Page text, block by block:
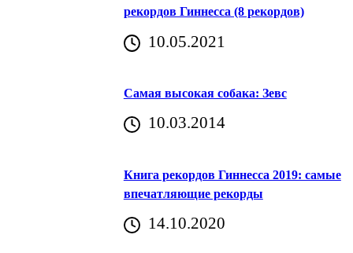
рекордов Гиннесса (8 рекордов)
10.05.2021
Самая высокая собака: Зевс
10.03.2014
Книга рекордов Гиннесса 2019: самые
впечатляющие рекорды
14.10.2020